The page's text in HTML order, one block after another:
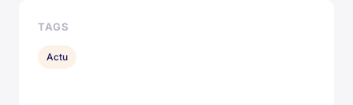
TAGS
Actu